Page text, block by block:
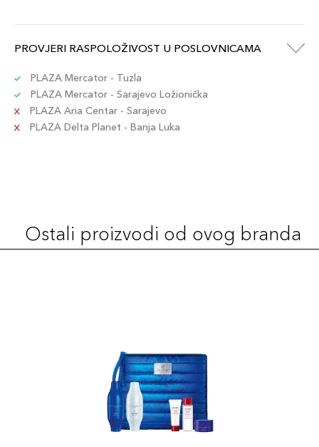
PROVJERI RASPOLOŽIVOST U POSLOVNICAMA
PLAZA Mercator - Tuzla
PLAZA Mercator - Sarajevo Ložionička
PLAZA Aria Centar - Sarajevo
PLAZA Delta Planet - Banja Luka
Ostali proizvodi od ovog branda